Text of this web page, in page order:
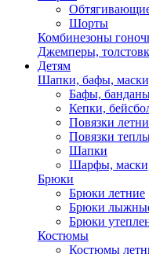
Шорты
Комбинезоны
Джемперы,
Детям
Шапки, бафы,
Бафы,
Кепки,
Повязки
Повязки
Шапки
Шарфы,
Брюки
Брюки летние
Брюки
Брюки
Костюмы
Костюмы